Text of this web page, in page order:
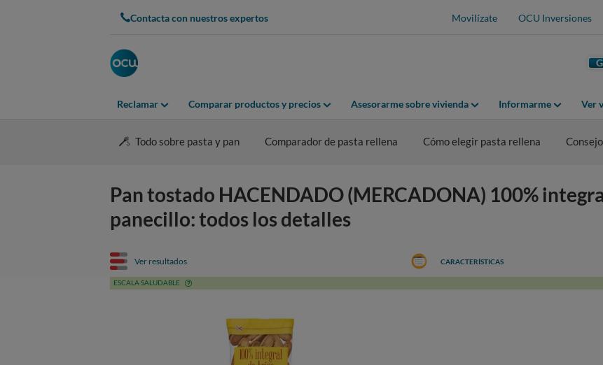
Contacta con nuestros expertos Movilízate OCU Inversiones
Reclamar Comparar productos y precios Asesorarme sobre vivienda Informarme Ver
Todo sobre pasta y pan Comparador de pasta rellena Cómo elegir pasta rellena
Pan tostado HACENDADO (MERCADONA) 100%
panecillo: todos los detalles
Ver resultados
ESCALA SALUDABLE
CARACTERÍSTICAS